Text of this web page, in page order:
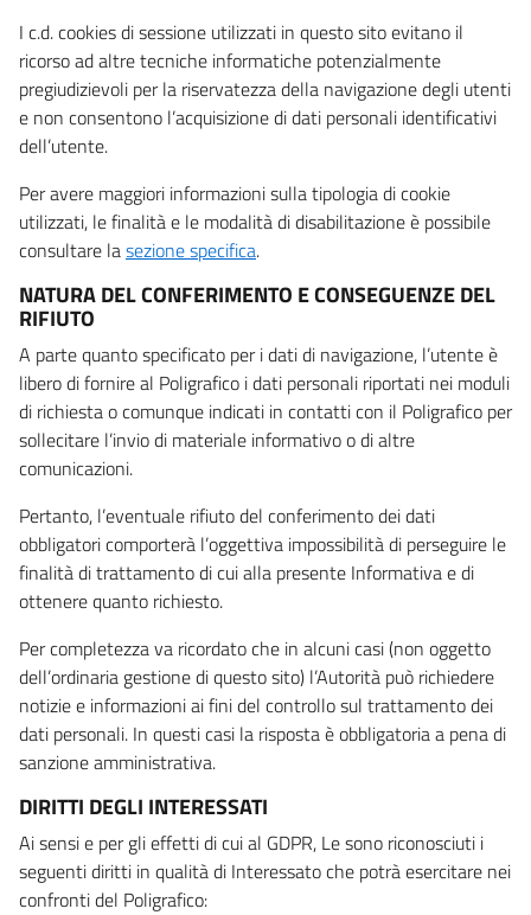
I c.d. cookies di sessione utilizzati in questo sito evitano il
ricorso ad altre tecniche informatiche potenzialmente
pregiudizievoli per la riservatezza della navigazione degli utenti
e non consentono l’acquisizione di dati personali identificativi
dell’utente.
Per avere maggiori informazioni sulla tipologia di cookie
utilizzati, le finalità e le modalità di disabilitazione è possibile
consultare lasezione specifica.
NATURA DEL CONFERIMENTO E CONSEGUENZE DEL
RIFIUTO
A parte quanto specificato per i dati di navigazione, l’utente è
libero di fornire al Poligrafico i dati personali riportati nei moduli
di richiesta o comunque indicati in contatti con il Poligrafico per
sollecitare l’invio di materiale informativo o di altre
comunicazioni.
Pertanto, l’eventuale rifiuto del conferimento dei dati
obbligatori comporterà l’oggettiva impossibilità di perseguire le
finalità di trattamento di cui alla presente Informativa e di
ottenere quanto richiesto.
Per completezza va ricordato che in alcuni casi (non oggetto
dell’ordinaria gestione di questo sito) l’Autorità può richiedere
notizie e informazioni ai fini del controllo sul trattamento dei
dati personali. In questi casi la risposta è obbligatoria a pena di
sanzione amministrativa.
DIRITTI DEGLI INTERESSATI
Ai sensi e per gli effetti di cui al GDPR, Le sono riconosciuti i
seguenti diritti in qualità di Interessato che potrà esercitare nei
confronti del Poligrafico: